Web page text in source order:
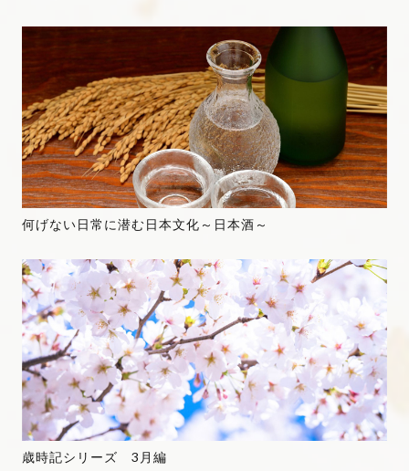
何げない日常に潜む日本文化～日本酒～
歳時記シリーズ 3月編